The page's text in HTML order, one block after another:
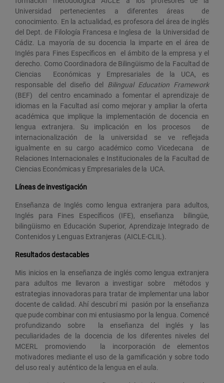
Universidad pertenecientes a diferentes áreas de
conocimiento. En la actualidad, es profesora del área de inglés
del Dept. de Filología Francesa e Inglesa de la Universidad de
Cádiz. La mayoría de su docencia la imparte en el área de
Inglés para Fines Específicos en el ámbito de la empresa y el
derecho. Como Coordinadora de Bilingüismo de la Facultad de
Ciencias Económicas y Empresariales de la UCA, es
responsable del diseño del Bilingual Education Framework
(BEF) del centro encaminado a fomentar el aprendizaje de
idiomas en la Facultad así como mejorar y ampliar la oferta
académica que implique la implementación de docencia en
lengua extranjera. Su implicación en los procesos de
internacionalización de la universidad se ve reflejada
igualmente en su cargo académico como Vicedecana de
Relaciones Internacionales e Institucionales de la Facultad de
Ciencias Económicas y Empresariales de la UCA.
Líneas de investigación
Enseñanza de Inglés como lengua extranjera para adultos,
Inglés para Fines Específicos (IFE), enseñanza bilingüe,
bilingüismo en Educación Superior, Aprendizaje Integrado de
Contenidos y Lenguas Extranjeras (AICLE-CLIL).
Resultados destacables
Mis inicios en la enseñanza de inglés como lengua extranjera
para adultos me llevaron a investigar sobre métodos y
estrategias innovadoras para tratar de implementar una labor
docente de calidad. Ahí descubrí mi pasión por la enseñanza
que pude combinar con mi entusiasmo por la lengua. Comencé
profundizando sobre la enseñanza del inglés y las
peculiaridades de la docencia de los diferentes niveles del
MCERL promoviendo la incorporación de elementos
motivadores mediante el uso de la gamificación y sobre todo
del uso real y auténtico de la lengua en el aula.